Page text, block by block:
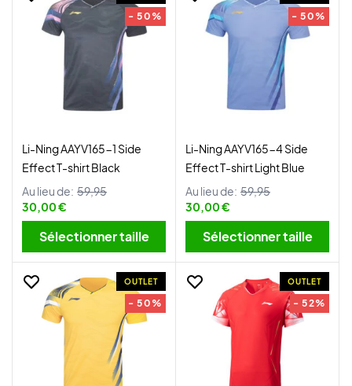
- 50%
Li-Ning AAYV165-1 Side
Effect T-shirt Black
Au lieu de: 59,95
30,00 €
Sélectionner taille
- 50%
Li-Ning AAYV165-4 Side
Effect T-shirt Light Blue
Au lieu de: 59,95
30,00 €
Sélectionner taille
OUTLET
- 50%
OUTLET
- 52%